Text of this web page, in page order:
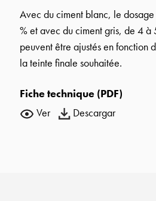
Avec du ciment blanc, le
% et avec du ciment gris, de 4 à
peuvent être ajustés en fonction
la teinte finale souhaitée.
Fiche technique (PDF)
Ver
Descargar